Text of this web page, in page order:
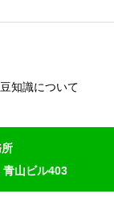
知識について
山ビル403